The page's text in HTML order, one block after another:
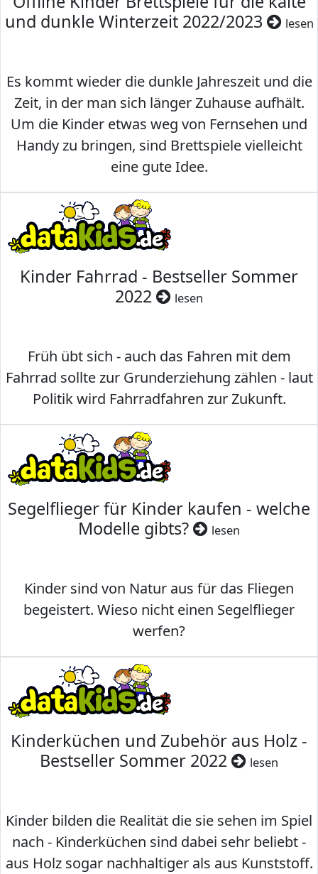
und dunkle Winterzeit 2022/2023
lesen
Es kommt wieder die dunkle Jahreszeit und die
Zeit, in der man sich länger Zuhause aufhält.
Um die Kinder etwas weg von Fernsehen und
Handy zu bringen, sind Brettspiele vielleicht
eine gute Idee.
Kinder Fahrrad - Bestseller Sommer
2022
lesen
Früh übt sich - auch das Fahren mit dem
Fahrrad sollte zur Grunderziehung zählen - laut
Politik wird Fahrradfahren zur Zukunft.
Segelflieger für Kinder kaufen - welche
Modelle gibts?
lesen
Kinder sind von Natur aus für das Fliegen
begeistert. Wieso nicht einen Segelflieger
werfen?
Kinderküchen und Zubehör aus Holz -
Bestseller Sommer 2022
lesen
Kinder bilden die Realität die sie sehen im Spiel
nach - Kinderküchen sind dabei sehr beliebt -
aus Holz sogar nachhaltiger als aus Kunststoff.